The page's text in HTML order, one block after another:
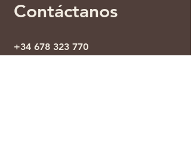
Contáctanos
+34 678 323 770